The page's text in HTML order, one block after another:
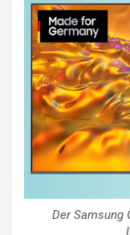
Der Samsung